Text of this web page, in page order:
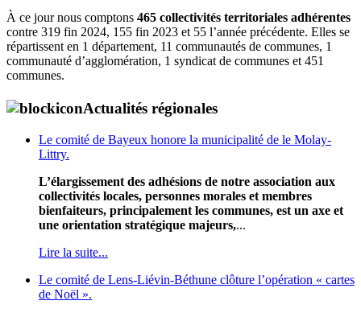
À ce jour nous comptons 465 collectivités territoriales adhérentes
contre 319 fin 2024, 155 fin 2023 et 55 l’année précédente. Elles se
répartissent en 1 département, 11 communautés de communes, 1
communauté d’agglomération, 1 syndicat de communes et 451
communes.
Actualités régionales
Le comité de Bayeux honore la municipalité de le Molay-
Littry.
L’élargissement des adhésions de notre association aux
collectivités locales, personnes morales et membres
bienfaiteurs, principalement les communes, est un axe et
une orientation stratégique majeurs,...
Lire la suite...
Le comité de Lens-Liévin-Béthune clôture l’opération « cartes
de Noël ».